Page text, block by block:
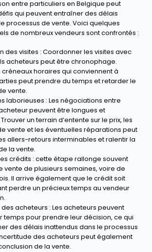
entre particuliers en Belgique peut
qui peuvent entraîner des délais
processus de vente. Voici quelques
de nombreux vendeurs sont confrontés :
des visites : Coordonner les visites avec
acheteurs peut être chronophage.
créneaux horaires qui conviennent à
peut prendre du temps et retarder le
vente.
laborieuses : Les négociations entre
peuvent être longues et
un terrain d’entente sur le prix, les
vente et les éventuelles réparations peut
allers-retours interminables et ralentir la
la vente.
crédits : cette étape rallonge souvent
vente de plusieurs semaines, voire de
Il arrive également que le crédit soit
perdre un précieux temps au vendeur
acheteurs : Les acheteurs peuvent
temps pour prendre leur décision, ce qui
des délais inattendus dans le processus
des acheteurs peut également
de la vente.